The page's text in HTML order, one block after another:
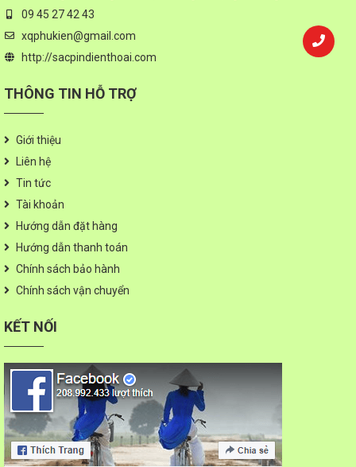
09 45 27 42 43
xqphukien@gmail.com
http://sacpindienthoai.com
THÔNG TIN HỖ TRỢ
Giới thiệu
Liên hệ
Tin tức
Tài khoản
Hướng dẫn đặt hàng
Hướng dẫn thanh toán
Chính sách bảo hành
Chính sách vận chuyển
KẾT NỐI